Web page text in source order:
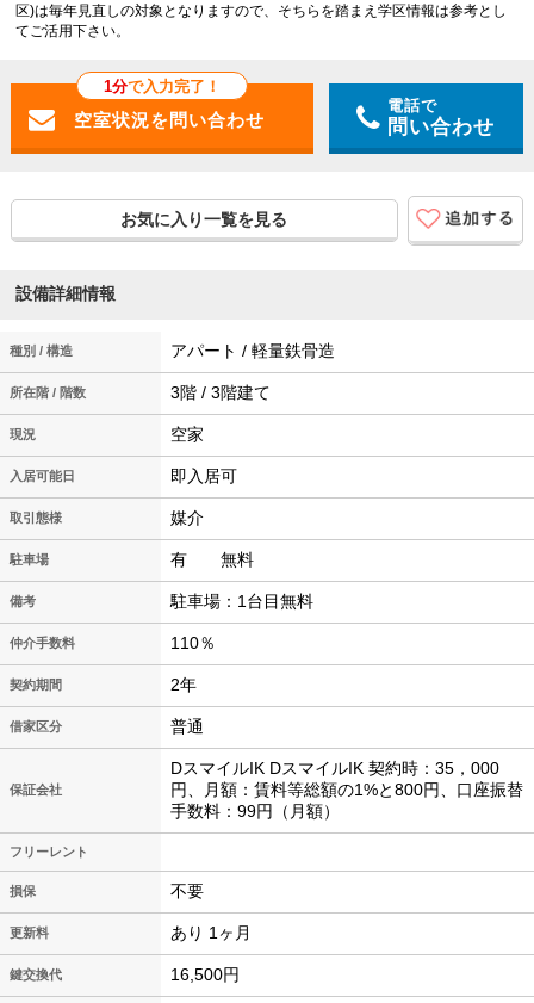
区)は毎年見直しの対象となりますので、そちらを踏まえ学区情報は参考とし
てご活用下さい。
1分で入力完了！
電話で
問い合わせ
お気に入り一覧を見る
設備詳細情報
種別 / 構造 アパート / 軽量鉄骨造
所在階 / 階数 3階 / 3階建て
現況 空家
入居可能日 即入居可
取引態様 媒介
駐車場 有 無料
備考 駐車場：1台目無料
仲介手数料 110％
契約期間 2年
借家区分 普通
保証会社
DスマイルIK DスマイルIK 契約時：35，000
円、月額：賃料等総額の1%と800円、口座振替
手数料：99円（月額）
フリーレント
損保 不要
更新料 あり 1ヶ月
鍵交換代 16,500円